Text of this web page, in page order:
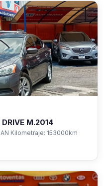
M.2014
Kilometraje: 153000km